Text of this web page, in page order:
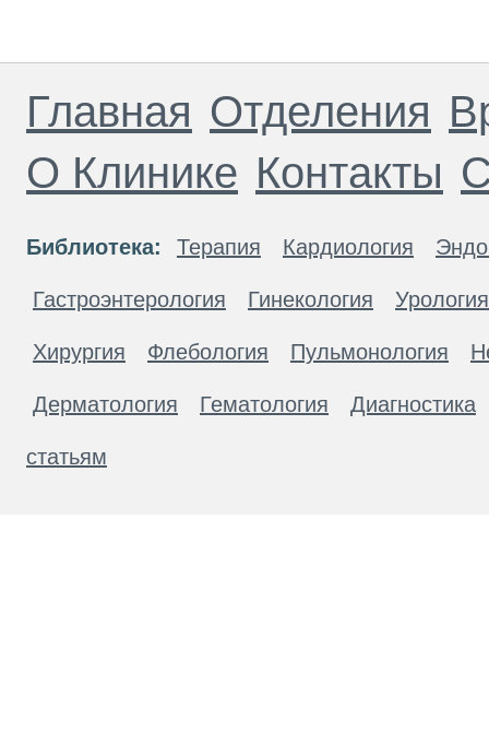
Главная Отделения
О Клинике Контакты
Библиотека: Терапия Кардиология
Гастроэнтерология Гинекология Урология
Хирургия Флебология Пульмонология
Дерматология Гематология Диагностика
статьям